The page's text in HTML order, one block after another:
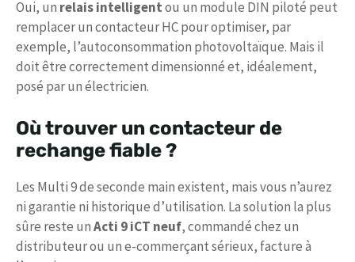
Oui, un relais intelligentou un module DIN piloté peut
remplacer un contacteur HC pour optimiser, par
exemple, l’autoconsommation photovoltaïque. Mais il
doit être correctement dimensionné et, idéalement,
posé par un électricien.
Où trouver un contacteur de
rechange fiable ?
Les Multi 9 de seconde main existent, mais vous n’aurez
ni garantie ni historique d’utilisation. La solution la plus
sûre reste unActi 9 iCT neuf, commandé chez un
distributeur ou un e-commerçant sérieux, facture à